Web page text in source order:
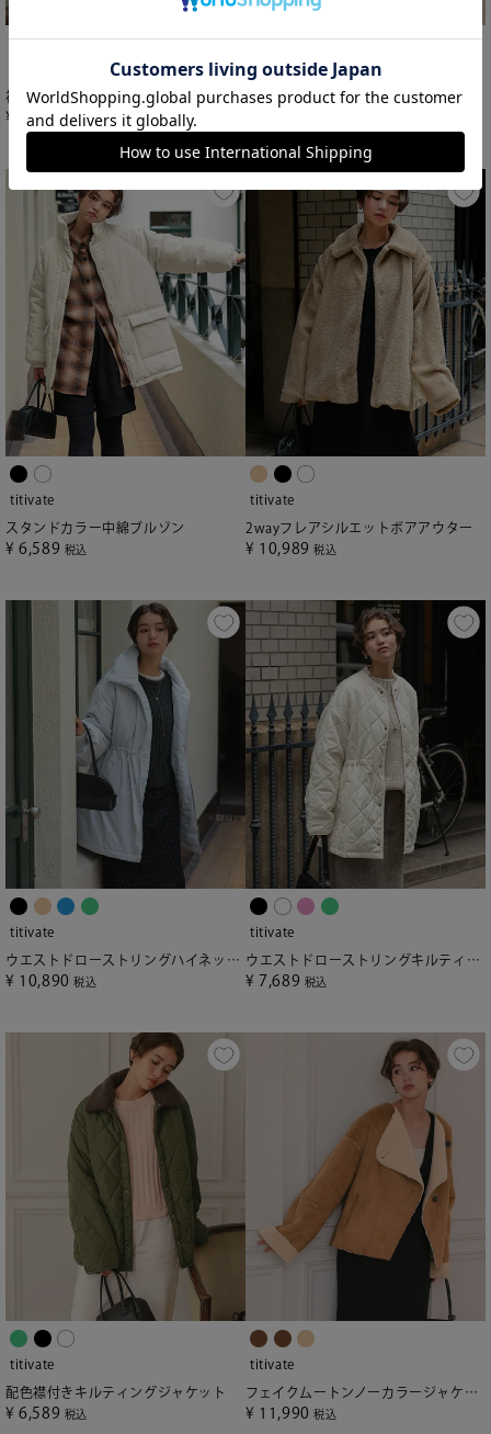
襟付きキルティングジャケット
¥ 10,890 税込
titivate
titivate
スタンドカラー中綿ブルゾン
¥ 6,589 税込
titivate
2wayフレアシルエットボアアウター
¥ 10,989 税込
titivate
ウエストドローストリングハイネック中綿ジャケット
¥ 10,890 税込
titivate
ウエストドローストリングキルティングジャケット
¥ 7,689 税込
titivate
配色襟付きキルティングジャケット
¥ 6,589 税込
titivate
フェイクムートンノーカラージャケット
¥ 11,990 税込